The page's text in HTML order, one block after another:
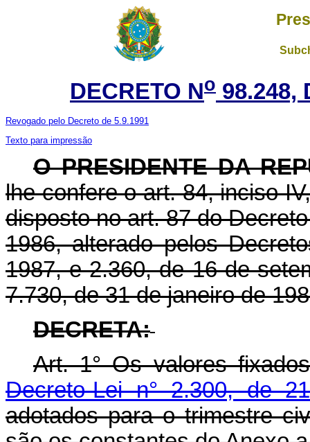
DECRETO No 98.248,
Revogado pelo Decreto de 5.9.1991
Texto para impressão
O PRESIDENTE DA
lhe confere o art. 84, inciso
disposto no art. 87 do
1986, alterado pelos
1987, e 2.360, de 16 de
7.730, de 31 de janeiro de
DECRETA:
Art. 1° Os valores
Decreto-Lei n° 2.300, de
adotados para o trimestre